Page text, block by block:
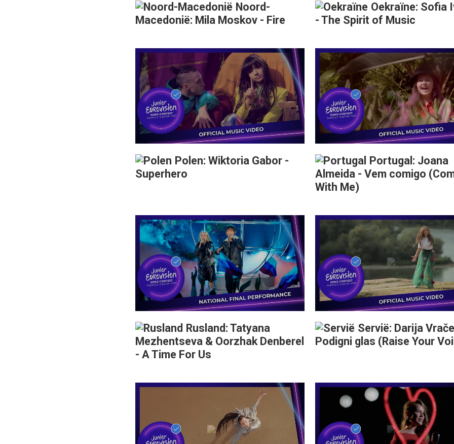
Noord-
Macedonië: Mila Moskov - Fire
Oekraïne: Sofia
- The Spirit of Music
Polen: Wiktoria Gabor -
Superhero
Portugal: Joana
Almeida - Vem comigo
With Me)
Rusland: Tatyana
Mezhentseva & Oorzhak Denberel
- A Time For Us
Servië: Darija
Podigni glas (Raise Your